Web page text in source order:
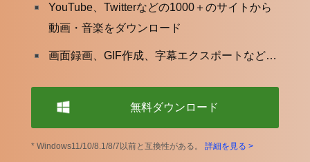
YouTube、Twitterなどの1000＋のサイトから
動画・音楽をダウンロード
画面録画、GIF作成、字幕エクスポートなど…
無料ダウンロード
* Windows11/10/8.1/8/7以前と互換性がある。 詳細を見る >